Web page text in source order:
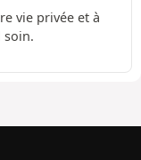
vie privée et à
soin.